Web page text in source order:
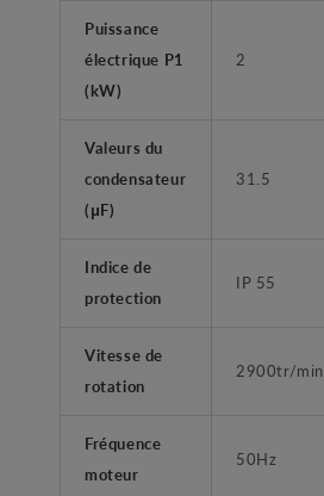
Puissance
électrique P1
(kW)
2
Valeurs du
condensateur
(μF)
31.5
Indice de
protection
IP 55
Vitesse de
rotation
2900tr/min
Fréquence
moteur
50Hz